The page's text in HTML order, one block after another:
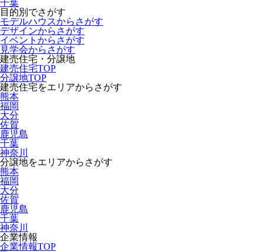
千葉
目的別でさがす
モデルハウスからさがす
デザインからさがす
イベントからさがす
見学会からさがす
建売住宅・分譲地
建売住宅TOP
分譲地TOP
建売住宅をエリアからさがす
熊本
福岡
大分
佐賀
鹿児島
千葉
神奈川
分譲地をエリアからさがす
熊本
福岡
大分
佐賀
鹿児島
千葉
神奈川
企業情報
企業情報TOP